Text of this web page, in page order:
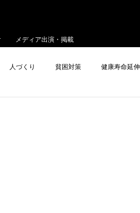
メディア出演・掲載
人づくり 貧困対策 健康寿命延伸